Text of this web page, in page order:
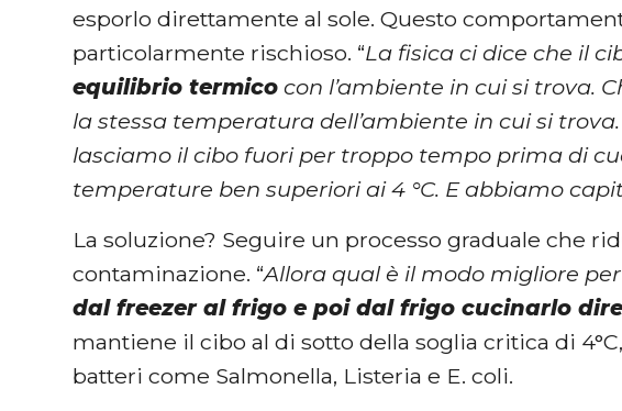
esporlo direttamente al sole. Questo
particolarmente rischioso. “La fisica ci dice che il
equilibrio termico con l’ambiente in cui si trova.
la stessa temperatura dell’ambiente in cui si
lasciamo il cibo fuori per troppo tempo prima di
temperature ben superiori ai 4 °C. E abbiamo
La soluzione? Seguire un processo graduale che
contaminazione. “Allora qual è il modo migliore
dal freezer al frigo e poi dal frigo cucinarlo
mantiene il cibo al di sotto della soglia critica di
batteri come Salmonella, Listeria e E. coli.